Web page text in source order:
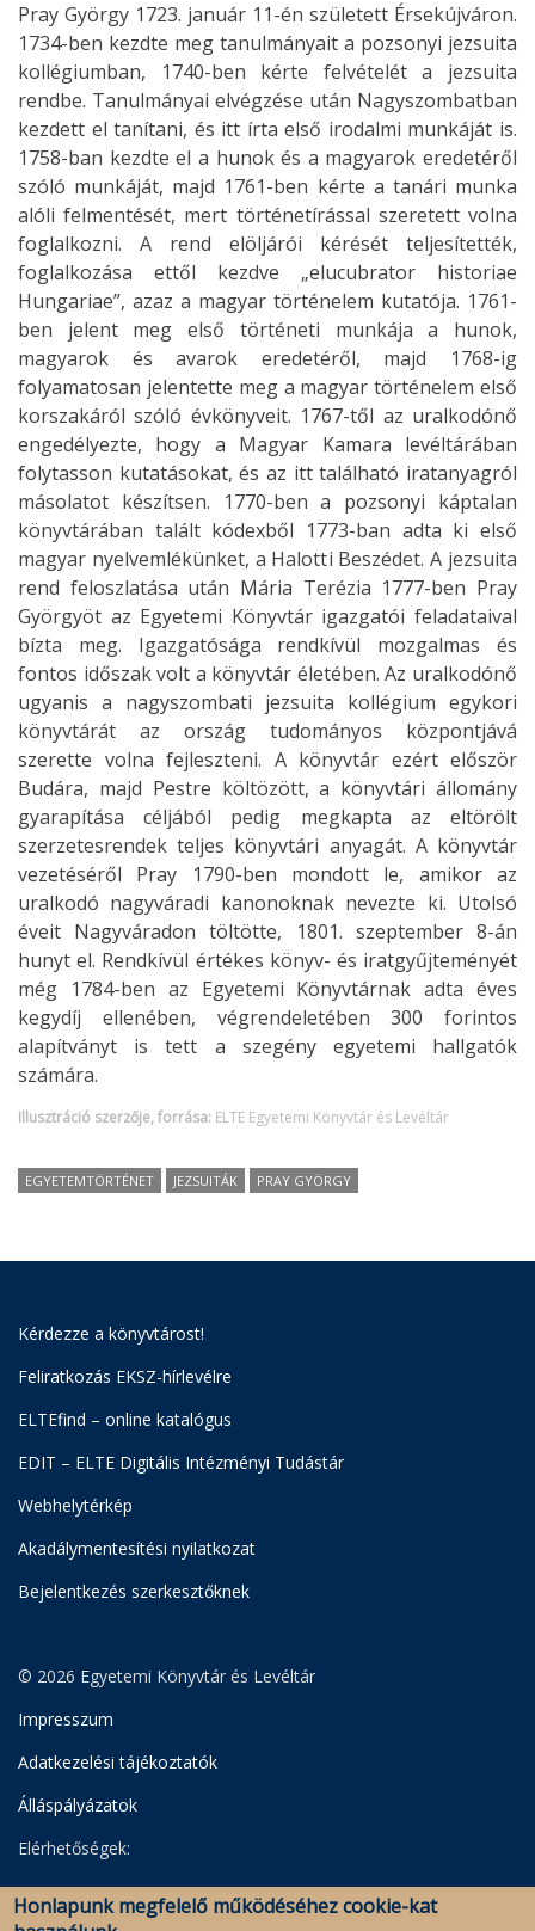
Pray György 1723. január 11-én született Érsekújváron.
1734-ben kezdte meg tanulmányait a pozsonyi jezsuita
kollégiumban, 1740-ben kérte felvételét a jezsuita
rendbe. Tanulmányai elvégzése után Nagyszombatban
kezdett el tanítani, és itt írta első irodalmi munkáját is.
1758-ban kezdte el a hunok és a magyarok eredetéről
szóló munkáját, majd 1761-ben kérte a tanári munka
alóli felmentését, mert történetírással szeretett volna
foglalkozni. A rend elöljárói kérését teljesítették,
foglalkozása ettől kezdve „elucubrator historiae
Hungariae”, azaz a magyar történelem kutatója. 1761-
ben jelent meg első történeti munkája a hunok,
magyarok és avarok eredetéről, majd 1768-ig
folyamatosan jelentette meg a magyar történelem első
korszakáról szóló évkönyveit. 1767-től az uralkodónő
engedélyezte, hogy a Magyar Kamara levéltárában
folytasson kutatásokat, és az itt található iratanyagról
másolatot készítsen. 1770-ben a pozsonyi káptalan
könyvtárában talált kódexből 1773-ban adta ki első
magyar nyelvemlékünket, a Halotti Beszédet. A jezsuita
rend feloszlatása után Mária Terézia 1777-ben Pray
Györgyöt az Egyetemi Könyvtár igazgatói feladataival
bízta meg. Igazgatósága rendkívül mozgalmas és
fontos időszak volt a könyvtár életében. Az uralkodónő
ugyanis a nagyszombati jezsuita kollégium egykori
könyvtárát az ország tudományos központjává
szerette volna fejleszteni. A könyvtár ezért először
Budára, majd Pestre költözött, a könyvtári állomány
gyarapítása céljából pedig megkapta az eltörölt
szerzetesrendek teljes könyvtári anyagát. A könyvtár
vezetéséről Pray 1790-ben mondott le, amikor az
uralkodó nagyváradi kanonoknak nevezte ki. Utolsó
éveit Nagyváradon töltötte, 1801. szeptember 8-án
hunyt el. Rendkívül értékes könyv- és iratgyűjteményét
még 1784-ben az Egyetemi Könyvtárnak adta éves
kegydíj ellenében, végrendeletében 300 forintos
alapítványt is tett a szegény egyetemi hallgatók
számára.
Illusztráció szerzője, forrása: ELTE Egyetemi Könyvtár és Levéltár
EGYETEMTÖRTÉNET JEZSUITÁK PRAY GYÖRGY
Kérdezze a könyvtárost!
Feliratkozás EKSZ-hírlevélre
ELTEfind – online katalógus
EDIT – ELTE Digitális Intézményi Tudástár
Webhelytérkép
Akadálymentesítési nyilatkozat
Bejelentkezés szerkesztőknek
© 2026 Egyetemi Könyvtár és Levéltár
Impresszum
Adatkezelési tájékoztatók
Álláspályázatok
Elérhetőségek:
Egyetemi Könyvtár
Levéltár
Honlapunk megfelelő működéséhez cookie-kat